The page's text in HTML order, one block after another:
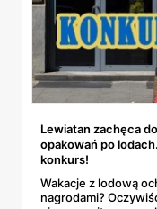
Lewiatan zachęca
opakowań po
konkurs!
Wakacje z lodową
nagrodami?